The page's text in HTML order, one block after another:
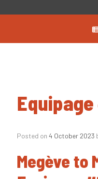
Equipage
Posted on 4 October 2023
Megève to